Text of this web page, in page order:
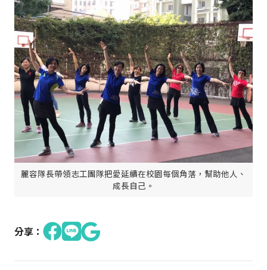
麗容隊長帶領志工團隊把愛延續在校園每個角落，幫助他人、
成長自己。
分享：